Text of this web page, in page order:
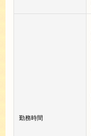
勤務時間